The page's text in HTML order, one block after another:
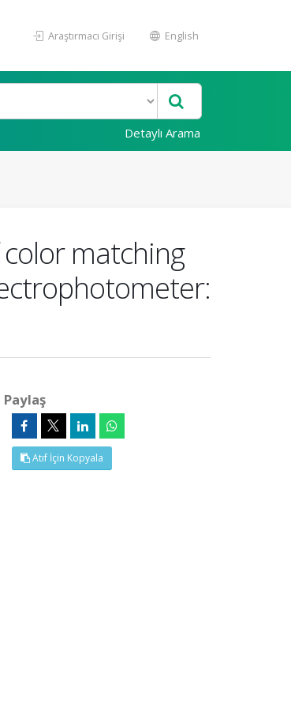
Araştırmacı Girişi English
Detaylı Arama
matching
Paylaş
Atıf İçin Kopyala